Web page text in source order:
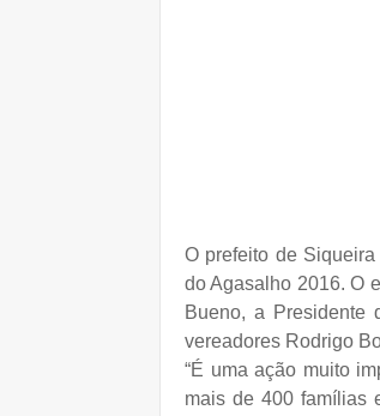
O prefeito de
do Agasalho 2016. O
Bueno, a Presidente
vereadores Rodrigo
“É uma ação muito
mais de 400 famílias